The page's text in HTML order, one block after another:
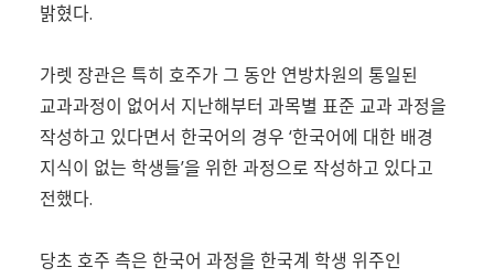
밝혔다.
가렛 장관은 특히 호주가 그 동안 연방차원의 통일된
교과과정이 없어서 지난해부터 과목별 표준 교과 과정을
작성하고 있다면서 한국어의 경우 ‘한국어에 대한 배경
지식이 없는 학생들’을 위한 과정으로 작성하고 있다고
전했다.
당초 호주 측은 한국어 과정을 한국계 학생 위주인